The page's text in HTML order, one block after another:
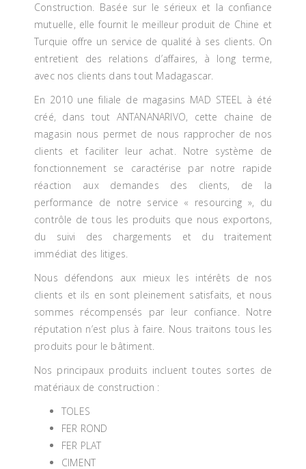
Construction. Basée sur le sérieux et la confiance
mutuelle, elle fournit le meilleur produit de Chine et
Turquie offre un service de qualité à ses clients. On
entretient des relations d’affaires, à long terme,
avec nos clients dans tout Madagascar.
En 2010 une filiale de magasins MAD STEEL à été
créé, dans tout ANTANANARIVO, cette chaine de
magasin nous permet de nous rapprocher de nos
clients et faciliter leur achat. Notre système de
fonctionnement se caractérise par notre rapide
réaction aux demandes des clients, de la
performance de notre service « resourcing », du
contrôle de tous les produits que nous exportons,
du suivi des chargements et du traitement
immédiat des litiges.
Nous défendons aux mieux les intérêts de nos
clients et ils en sont pleinement satisfaits, et nous
sommes récompensés par leur confiance. Notre
réputation n’est plus à faire. Nous traitons tous les
produits pour le bâtiment.
Nos principaux produits incluent toutes sortes de
matériaux de construction :
TOLES
FER ROND
FER PLAT
CIMENT